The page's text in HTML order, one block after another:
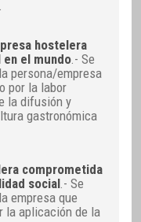
hostelera
el mundo .- Se
persona/empresa
por la labor
la difusión y
gastronómica
comprometida
social .- Se
empresa que
la aplicación de la